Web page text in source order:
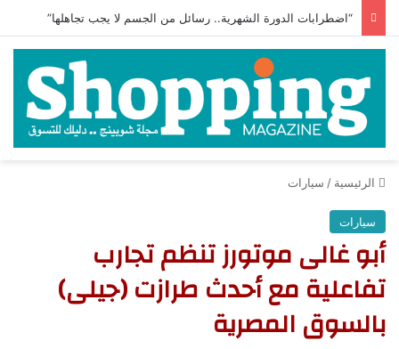
“اضطرابات الدورة الشهرية.. رسائل من الجسم لا يجب تجاهلها”
الرئيسية / سيارات
سيارات
أبو غالى موتورز تنظم تجارب
تفاعلية مع أحدث طرازت (جيلى)
بالسوق المصرية